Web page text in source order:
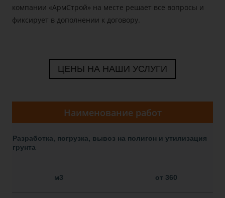
компании «АрмСтрой» на месте решает все вопросы и
фиксирует в дополнении к договору.
ЦЕНЫ НА НАШИ УСЛУГИ
Наименование работ
Разработка, погрузка, вывоз на полигон и утилизация
грунта
м3 от 360